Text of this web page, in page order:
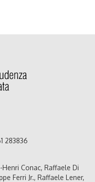
283836
Conac, Raffaele Di
Ferri Jr., Raffaele Lener,